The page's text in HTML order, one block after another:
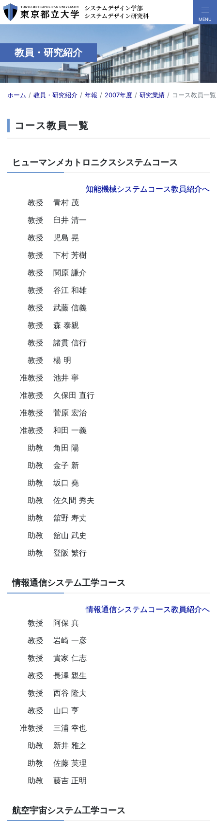
教員・研究紹介
ホーム 教員・研究紹介 年報 2007年度 研究業績 コース教員一覧
コース教員一覧
ヒューマンメカトロニクスシステムコース
知能機械システムコース教員紹介へ
教授
青村 茂
教授
臼井 清一
教授
児島 晃
教授
下村 芳樹
教授
関原 謙介
教授
谷江 和雄
教授
武藤 信義
教授
森 泰親
教授
諸貫 信行
教授
楊 明
准教授
池井 寧
准教授
久保田 直行
准教授
菅原 宏治
准教授
和田 一義
助教
角田 陽
助教
金子 新
助教
坂口 堯
助教
佐久間 秀夫
助教
舘野 寿丈
助教
舘山 武史
助教
登阪 繁行
情報通信システム工学コース
情報通信システムコース教員紹介へ
教授
阿保 真
教授
岩崎 一彦
教授
貴家 仁志
教授
長澤 親生
教授
西谷 隆夫
教授
山口 亨
准教授
三浦 幸也
助教
新井 雅之
助教
佐藤 英理
助教
藤吉 正明
航空宇宙システム工学コース